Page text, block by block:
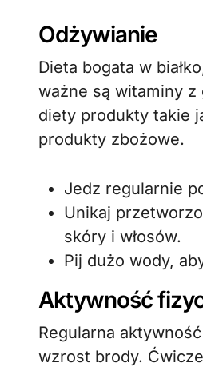
Odżywianie
Dieta bogata w
ważne są witaminy z
diety produkty takie
produkty zbożowe.
Jedz regularnie
Unikaj
skóry i włosów.
Pij dużo wody,
Aktywność
Regularna
wzrost brody.